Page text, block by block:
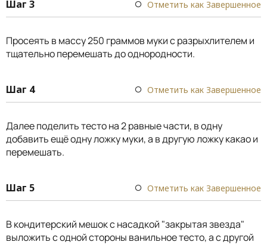
Шаг 3 Отметить как Завершенное
Просеять в массу 250 граммов муки с разрыхлителем и
тщательно перемешать до однородности.
Шаг 4 Отметить как Завершенное
Далее поделить тесто на 2 равные части, в одну
добавить ещё одну ложку муки, а в другую ложку какао и
перемешать.
Шаг 5 Отметить как Завершенное
В кондитерский мешок с насадкой "закрытая звезда"
выложить с одной стороны ванильное тесто, а с другой